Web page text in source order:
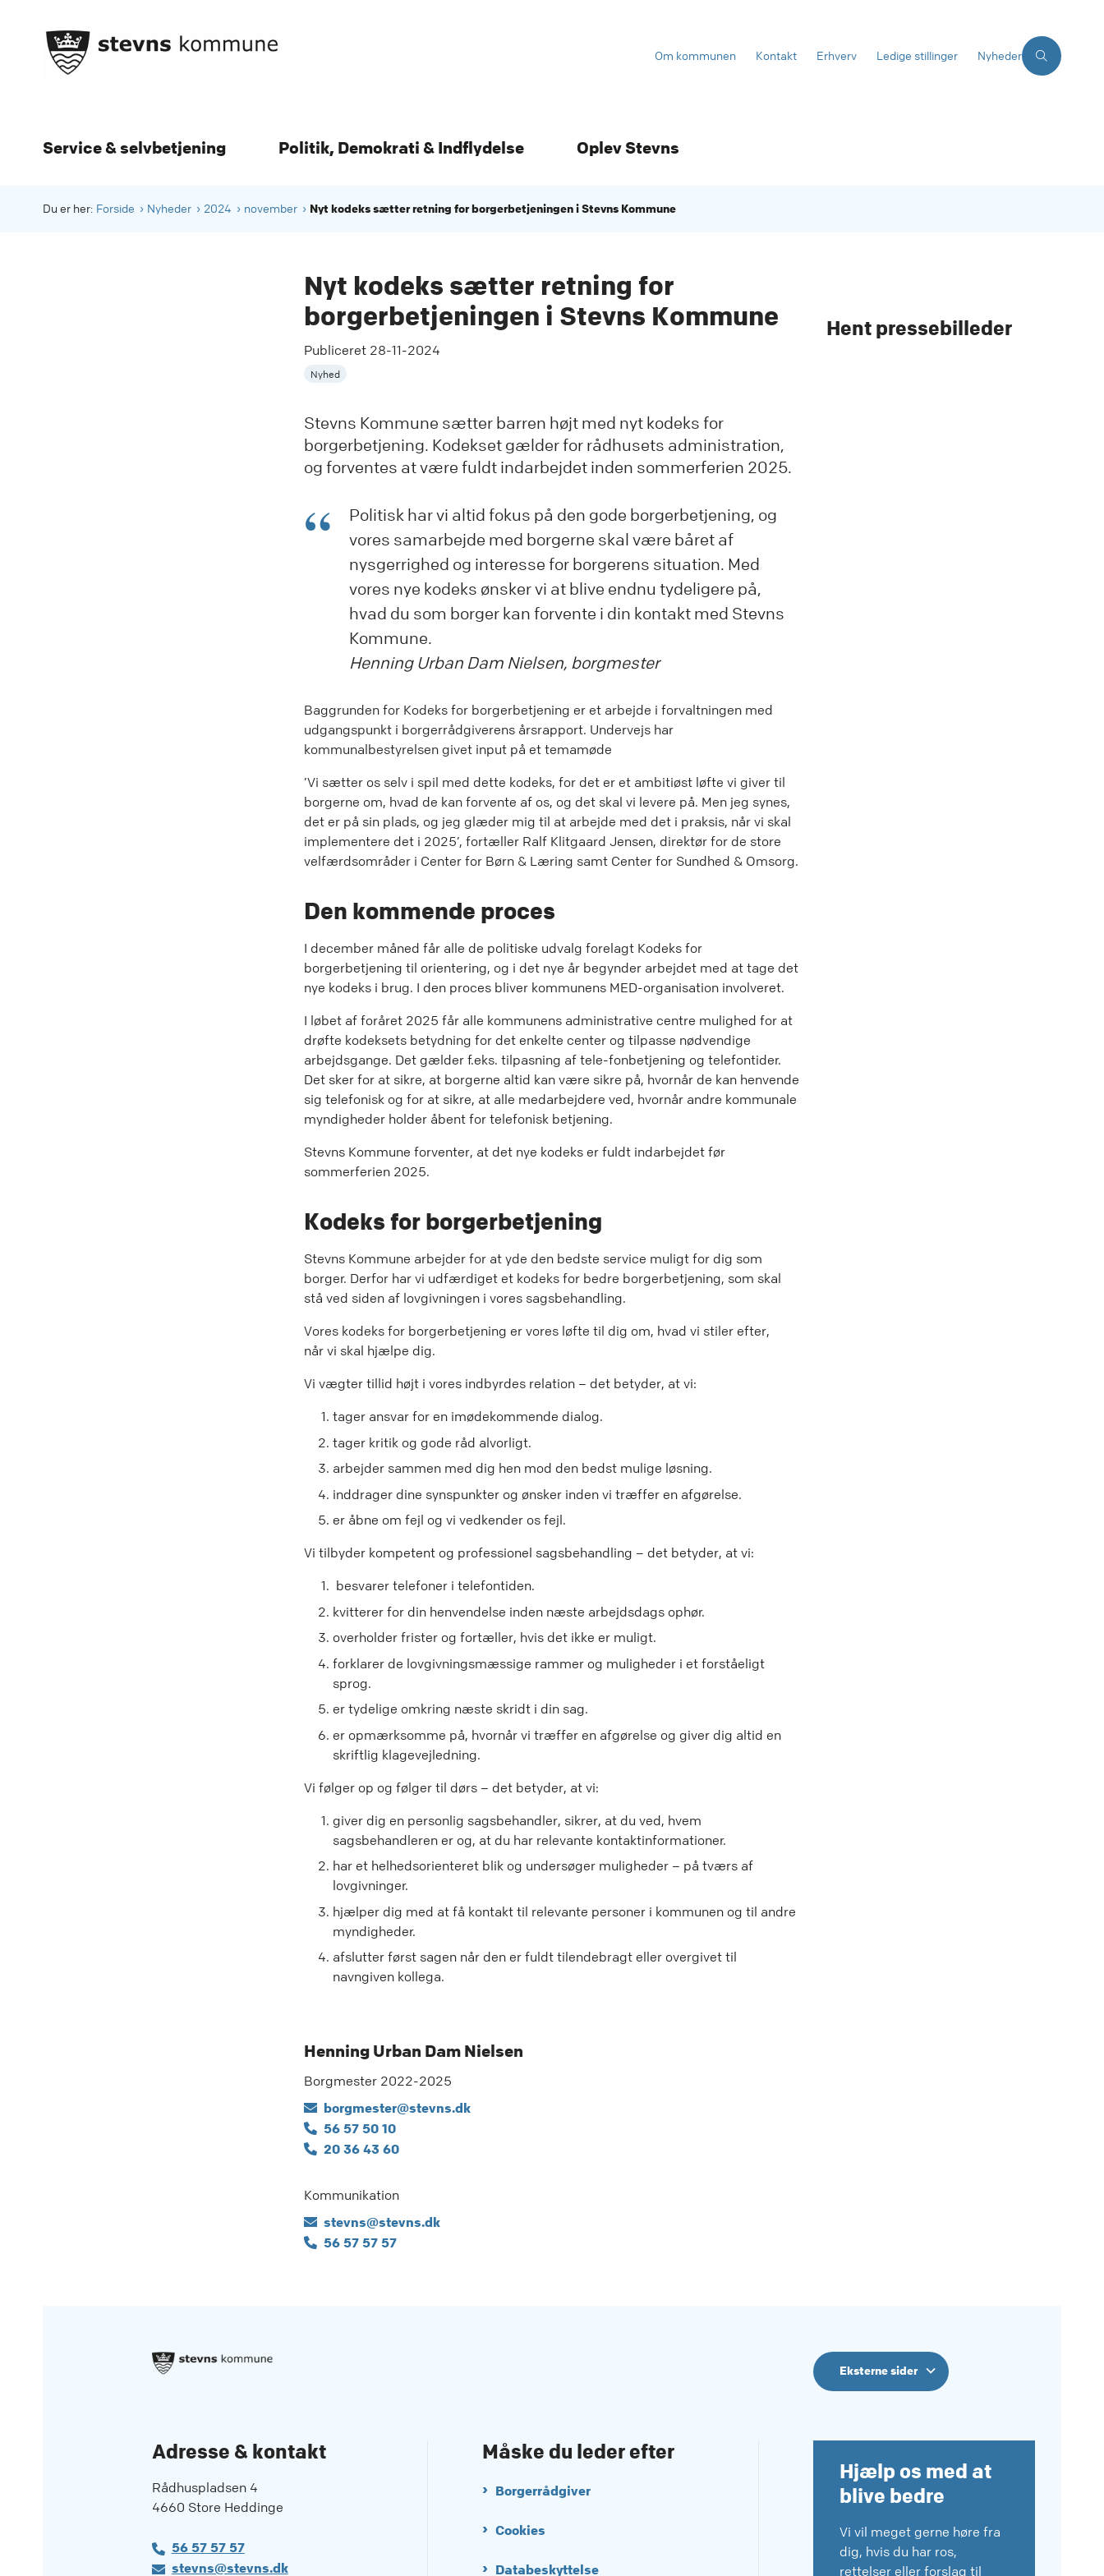
Om kommunen Kontakt Erhverv Ledige stillinger Nyheder
Service & selvbetjening Politik, Demokrati & Indflydelse Oplev Stevns
Du er her: Forside Nyheder 2024 november Nyt kodeks sætter retning for borgerbetjeningen i Stevns Kommune
Nyt kodeks sætter retning for
borgerbetjeningen i Stevns Kommune
Publiceret 28-11-2024
Nyhed
Stevns Kommune sætter barren højt med nyt kodeks for
borgerbetjening. Kodekset gælder for rådhusets administration,
og forventes at være fuldt indarbejdet inden sommerferien 2025.
Politisk har vi altid fokus på den gode borgerbetjening, og
vores samarbejde med borgerne skal være båret af
nysgerrighed og interesse for borgerens situation. Med
vores nye kodeks ønsker vi at blive endnu tydeligere på,
hvad du som borger kan forvente i din kontakt med Stevns
Kommune.
Henning Urban Dam Nielsen, borgmester
Baggrunden for Kodeks for borgerbetjening er et arbejde i forvaltningen med
udgangspunkt i borgerrådgiverens årsrapport. Undervejs har
kommunalbestyrelsen givet input på et temamøde
’Vi sætter os selv i spil med dette kodeks, for det er et ambitiøst løfte vi giver til
borgerne om, hvad de kan forvente af os, og det skal vi levere på. Men jeg synes,
det er på sin plads, og jeg glæder mig til at arbejde med det i praksis, når vi skal
implementere det i 2025’, fortæller Ralf Klitgaard Jensen, direktør for de store
velfærdsområder i Center for Børn & Læring samt Center for Sundhed & Omsorg.
Den kommende proces
I december måned får alle de politiske udvalg forelagt Kodeks for
borgerbetjening til orientering, og i det nye år begynder arbejdet med at tage det
nye kodeks i brug. I den proces bliver kommunens MED-organisation involveret.
I løbet af foråret 2025 får alle kommunens administrative centre mulighed for at
drøfte kodeksets betydning for det enkelte center og tilpasse nødvendige
arbejdsgange. Det gælder f.eks. tilpasning af tele-fonbetjening og telefontider.
Det sker for at sikre, at borgerne altid kan være sikre på, hvornår de kan henvende
sig telefonisk og for at sikre, at alle medarbejdere ved, hvornår andre kommunale
myndigheder holder åbent for telefonisk betjening.
Stevns Kommune forventer, at det nye kodeks er fuldt indarbejdet før
sommerferien 2025.
Kodeks for borgerbetjening
Stevns Kommune arbejder for at yde den bedste service muligt for dig som
borger. Derfor har vi udfærdiget et kodeks for bedre borgerbetjening, som skal
stå ved siden af lovgivningen i vores sagsbehandling.
Vores kodeks for borgerbetjening er vores løfte til dig om, hvad vi stiler efter,
når vi skal hjælpe dig.
Vi vægter tillid højt i vores indbyrdes relation – det betyder, at vi:
tager ansvar for en imødekommende dialog.
tager kritik og gode råd alvorligt.
arbejder sammen med dig hen mod den bedst mulige løsning.
inddrager dine synspunkter og ønsker inden vi træffer en afgørelse.
er åbne om fejl og vi vedkender os fejl.
Vi tilbyder kompetent og professionel sagsbehandling – det betyder, at vi:
besvarer telefoner i telefontiden.
kvitterer for din henvendelse inden næste arbejdsdags ophør.
overholder frister og fortæller, hvis det ikke er muligt.
forklarer de lovgivningsmæssige rammer og muligheder i et forståeligt
sprog.
er tydelige omkring næste skridt i din sag.
er opmærksomme på, hvornår vi træffer en afgørelse og giver dig altid en
skriftlig klagevejledning.
Vi følger op og følger til dørs – det betyder, at vi:
giver dig en personlig sagsbehandler, sikrer, at du ved, hvem
sagsbehandleren er og, at du har relevante kontaktinformationer.
har et helhedsorienteret blik og undersøger muligheder – på tværs af
lovgivninger.
hjælper dig med at få kontakt til relevante personer i kommunen og til andre
myndigheder.
afslutter først sagen når den er fuldt tilendebragt eller overgivet til
navngiven kollega.
Henning Urban Dam Nielsen
Borgmester 2022-2025
borgmester@stevns.dk
56 57 50 10
20 36 43 60
Kommunikation
stevns@stevns.dk
56 57 57 57
Hent pressebilleder
Eksterne sider
Adresse & kontakt
Rådhuspladsen 4
4660 Store Heddinge
56 57 57 57
stevns@stevns.dk
Måske du leder efter
Borgerrådgiver
Cookies
Databeskyttelse
Hjælp os med at
blive bedre
Vi vil meget gerne høre fra
dig, hvis du har ros,
rettelser eller forslag til